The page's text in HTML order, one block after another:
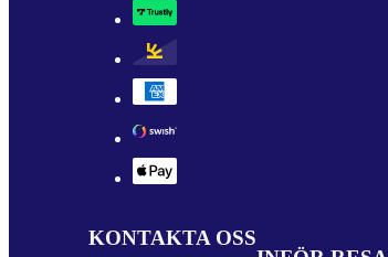
KONTAKTA OSS